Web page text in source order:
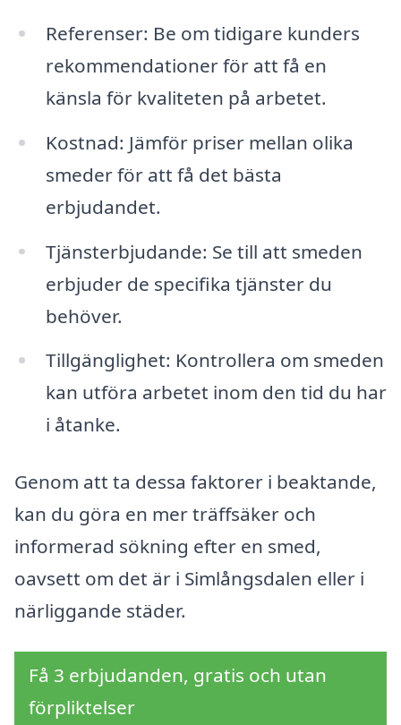
Referenser: Be om tidigare kunders
rekommendationer för att få en
känsla för kvaliteten på arbetet.
Kostnad: Jämför priser mellan olika
smeder för att få det bästa
erbjudandet.
Tjänsterbjudande: Se till att smeden
erbjuder de specifika tjänster du
behöver.
Tillgänglighet: Kontrollera om smeden
kan utföra arbetet inom den tid du har
i åtanke.
Genom att ta dessa faktorer i beaktande,
kan du göra en mer träffsäker och
informerad sökning efter en smed,
oavsett om det är i Simlångsdalen eller i
närliggande städer.
Få 3 erbjudanden, gratis och utan
förpliktelser